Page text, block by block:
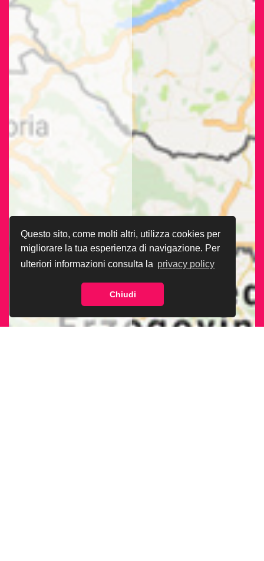
Questo sito, come molti altri, utilizza cookies per
migliorare la tua esperienza di navigazione. Per
ulteriori informazioni consulta la privacy policy
Chiudi